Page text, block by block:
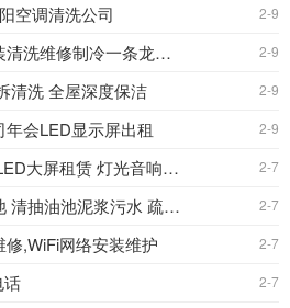
空调清洗公司 2-9
金彭搬家拉货家具空调拆装清洗维修制冷一条龙服务中心 2-9
清洗 全屋深度保洁 2-9
会LED显示屏出租 2-9
服务完善，真情奉献 百色LED大屏租赁 灯光音响租赁 舞台 2-7
百色右江区专业清抽化粪池 清抽油池泥浆污水 疏通下水 2-7
,WiFi网络安装维护 2-7
话 2-7